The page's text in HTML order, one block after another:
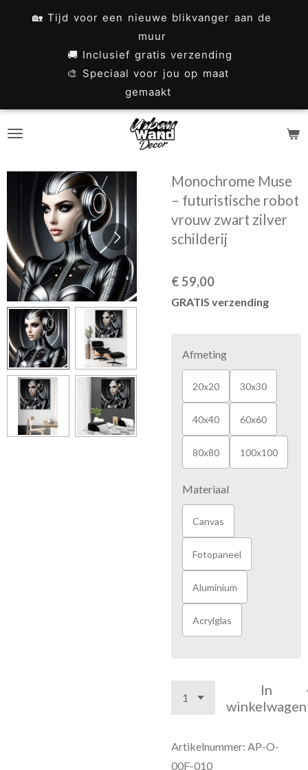
🏡 Tijd voor een nieuwe blikvanger aan de
muur
🚚 Inclusief gratis verzending
🎨 Speciaal voor jou op maat
gemaakt
Monochrome Muse
– futuristische robot
vrouw zwart zilver
schilderij
€ 59,00
GRATIS verzending
Afmeting
20x20 30x30
40x40 60x60
80x80 100x100
Materiaal
Canvas
Fotopaneel
Aluminium
Acrylglas
In
winkelwagen
Artikelnummer: AP-O-
00F-010